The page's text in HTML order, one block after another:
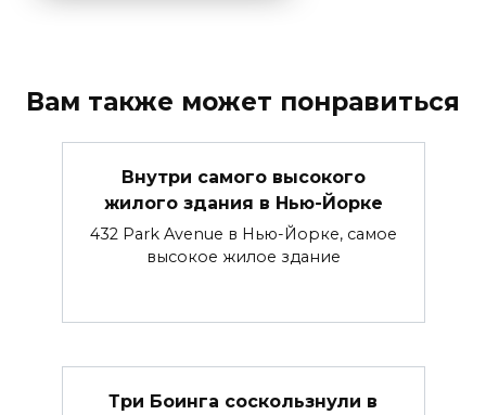
Вам также может понравиться
Внутри самого высокого
жилого здания в Нью-Йорке
432 Park Avenue в Нью-Йорке, самое
высокое жилое здание
Три Боинга соскользнули в